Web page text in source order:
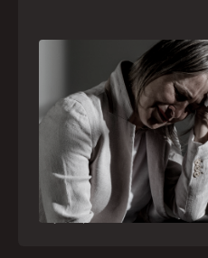
Crise psiquiátrica é
como o SAMU atua
Surtos, tentativas de
agitação intensa são
médicas e devem
especializado pelo
21 julho, 2026